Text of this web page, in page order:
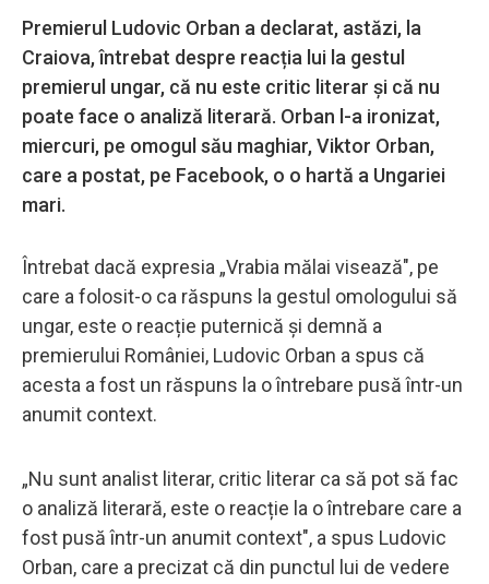
Premierul Ludovic Orban a declarat, astăzi, la
Craiova, întrebat despre reacția lui la gestul
premierul ungar, că nu este critic literar și că nu
poate face o analiză literară. Orban l-a ironizat,
miercuri, pe omogul său maghiar, Viktor Orban,
care a postat, pe Facebook, o o hartă a Ungariei
mari.
Întrebat dacă expresia „Vrabia mălai visează", pe
care a folosit-o ca răspuns la gestul omologului să
ungar, este o reacție puternică și demnă a
premierului României, Ludovic Orban a spus că
acesta a fost un răspuns la o întrebare pusă într-un
anumit context.
„Nu sunt analist literar, critic literar ca să pot să fac
o analiză literară, este o reacție la o întrebare care a
fost pusă într-un anumit context", a spus Ludovic
Orban, care a precizat că din punctul lui de vedere